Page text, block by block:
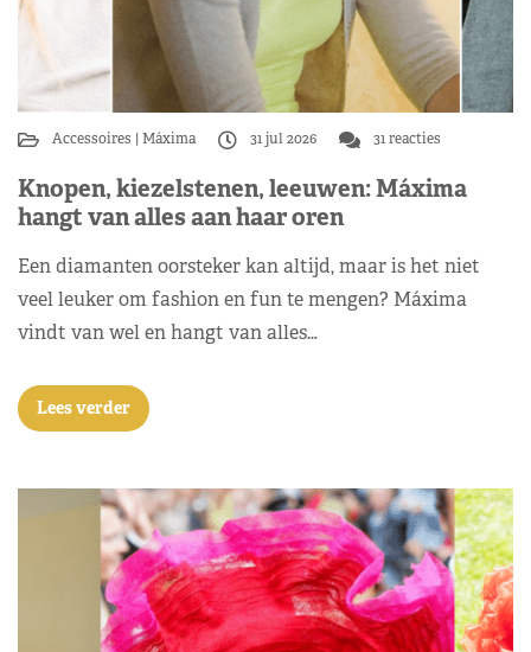
Accessoires Máxima 31 jul 2026 31 reacties
Knopen, kiezelstenen, leeuwen: Máxima
hangt van alles aan haar oren
Een diamanten oorsteker kan altijd, maar is het niet
veel leuker om fashion en fun te mengen? Máxima
vindt van wel en hangt van alles…
Lees verder